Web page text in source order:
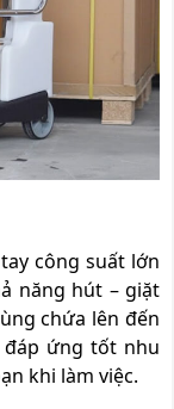
công suất lớn
năng hút – giặt
chứa lên đến
đáp ứng tốt nhu
khi làm việc.